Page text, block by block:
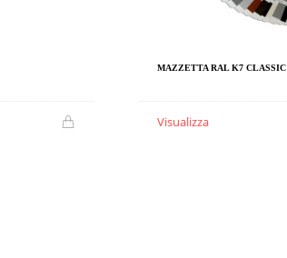
MAZZETTA RAL K7 CLASSIC
Visualizza